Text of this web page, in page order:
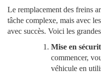
Le remplacement des freins
tâche complexe, mais avec
avec succès. Voici les
Mise en
commencer,
véhicule en